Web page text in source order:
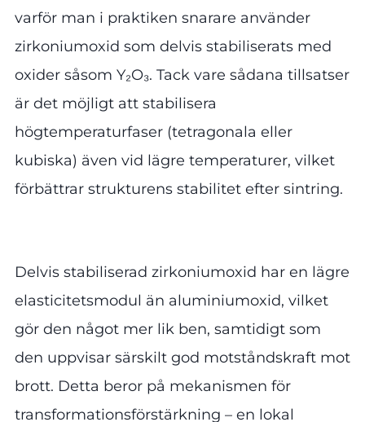
varför man i praktiken snarare använder
zirkoniumoxid som delvis stabiliserats med
oxider såsom Y₂O₃. Tack vare sådana tillsatser
är det möjligt att stabilisera
högtemperaturfaser (tetragonala eller
kubiska) även vid lägre temperaturer, vilket
förbättrar strukturens stabilitet efter sintring.
Delvis stabiliserad zirkoniumoxid har en lägre
elasticitetsmodul än aluminiumoxid, vilket
gör den något mer lik ben, samtidigt som
den uppvisar särskilt god motståndskraft mot
brott. Detta beror på mekanismen för
transformationsförstärkning – en lokal